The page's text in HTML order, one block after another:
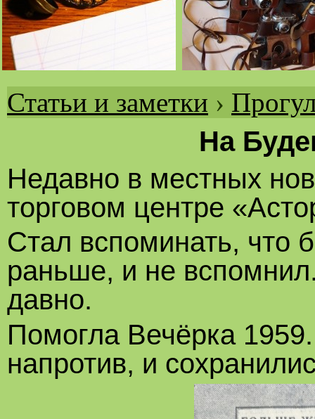
Вы
Статьи и заметки ›
На
Недавно в местных
торговом центре
Стал вспоминать, что
раньше, и не
давно.
Помогла Вечёрка
напротив, и